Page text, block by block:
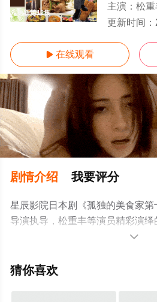
更新第12集
主演： 松重
更新时间：
 在线观看
剧情介绍 我要评分
星辰影院日本剧《孤独的美食家
导演执导，松重丰等演员精彩演
费观看高清无删减完整版电视剧全
解。

猜你喜欢